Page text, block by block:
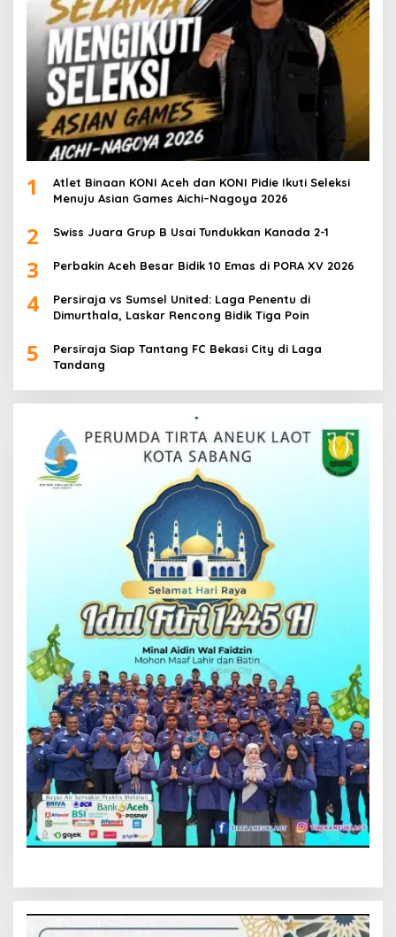
1
Atlet Binaan KONI Aceh dan KONI Pidie Ikuti Seleksi
Menuju Asian Games Aichi–Nagoya 2026
2 Swiss Juara Grup B Usai Tundukkan Kanada 2-1
3 Perbakin Aceh Besar Bidik 10 Emas di PORA XV 2026
4
Persiraja vs Sumsel United: Laga Penentu di
Dimurthala, Laskar Rencong Bidik Tiga Poin
5
Persiraja Siap Tantang FC Bekasi City di Laga
Tandang